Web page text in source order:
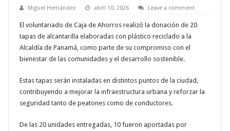
Miguel Hernández abril 10, 2026 Leave a comment
El voluntariado de Caja de Ahorros realizó la donación de 20
tapas de alcantarilla elaboradas con plástico reciclado a la
Alcaldía de Panamá, como parte de su compromiso con el
bienestar de las comunidades y el desarrollo sostenible.
Estas tapas serán instaladas en distintos puntos de la ciudad,
contribuyendo a mejorar la infraestructura urbana y reforzar la
seguridad tanto de peatones como de conductores.
De las 20 unidades entregadas, 10 fueron aportadas por